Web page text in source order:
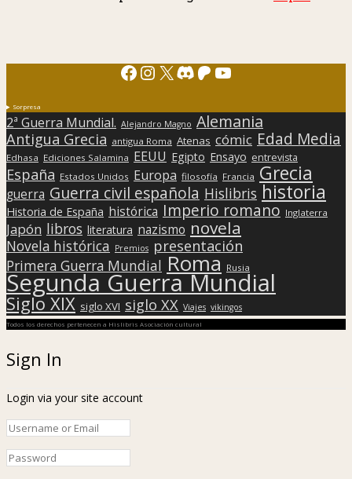
Facebook
Instagram
X Discord
Patreon
YouTube
Sorpresa
2ª Guerra Mundial. Alejandro Magno Alemania
Antigua Grecia antigua Roma Atenas cómic Edad Media
Edhasa Ediciones Salamina EEUU Egipto Ensayo entrevista
España Estados Unidos Europa filosofía Francia Grecia
guerra Guerra civil española Hislibris historia
Historia de España histórica Imperio romano Inglaterra
Japón libros literatura nazismo novela
Novela histórica Premios presentación
Primera Guerra Mundial Roma Rusia
Segunda Guerra Mundial
Siglo XIX siglo XVI siglo XX Viajes vikingos
Todos los derechos pertenecen a Hislibris Asociación cultural
Sign In
Login via your site account